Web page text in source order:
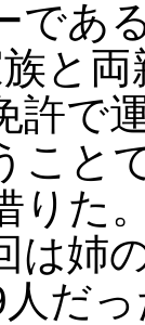
であ
と
許で
こと
りた
は姉
だ